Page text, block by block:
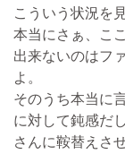
こういう状況を
本当にさぁ、こ
出来ないのはフ
よ。
そのうち本当に
に対して鈍感だ
さんに鞍替えさ